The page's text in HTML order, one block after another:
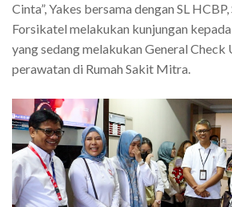
Cinta”, Yakes bersama dengan SL
Forsikatel melakukan kunjungan
yang sedang melakukan General Check
perawatan di Rumah Sakit Mitra.